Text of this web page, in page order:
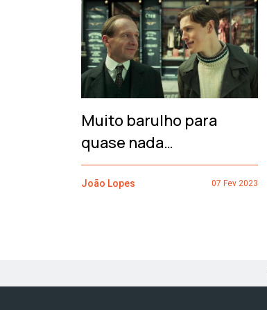
Muito barulho para
quase nada…
João Lopes 07 Fev 2023
‹